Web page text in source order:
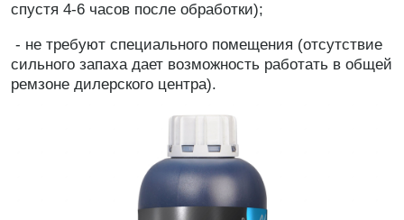
спустя 4-6 часов после обработки);
- не требуют специального помещения (отсутствие
сильного запаха дает возможность работать в общей
ремзоне дилерского центра).